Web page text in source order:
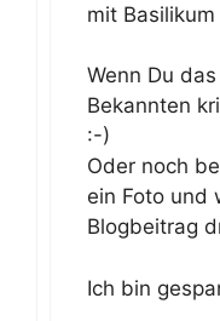
mit
Wenn Du
Bekannten
:-)
Oder noch
ein Foto und
Blogbeitrag
Ich bin